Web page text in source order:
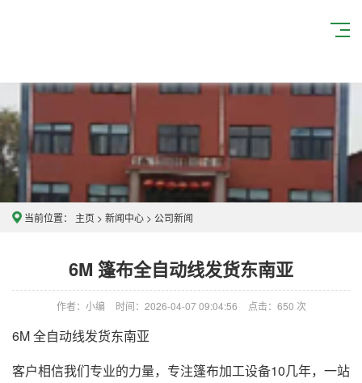
当前位置： 主页 > 新闻中心 > 公司新闻
6M 篷布全自动线发货东南亚
作者：小编 时间：2026-04-07 09:04:56 点击： 650 次
6M 全自动线发货东南亚
客户相信我们专业的力量，专注篷布加工设备10几年，一站